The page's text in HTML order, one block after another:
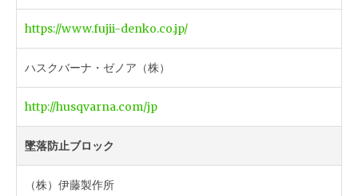
https://www.fujii-denko.co.jp/
ハスクバーナ・ゼノア（株）
http://husqvarna.com/jp
墜落防止ブロック
（株）伊藤製作所